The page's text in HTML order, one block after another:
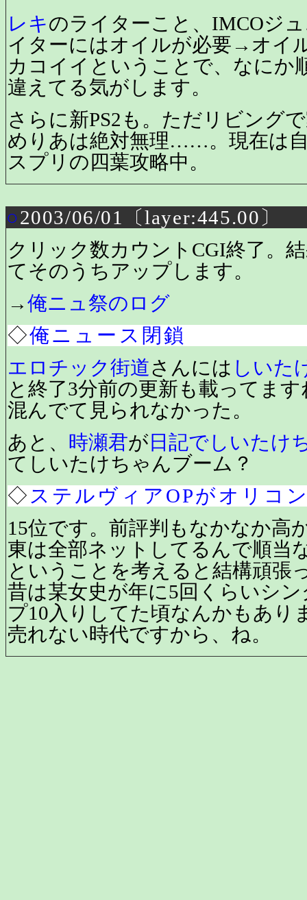
レキのライターこと、IMCOジ
イターにはオイルが必要→オイ
カコイイということで、なにか
違えてる気がします。
さらに新PS2も。ただリビング
めりあは絶対無理……。現在は
スプリの四葉攻略中。
○2003/06/01〔layer:445.00〕
クリック数カウントCGI終了。
てそのうちアップします。
→俺ニュ祭のログ
◇俺ニュース閉鎖
エロチック街道さんには しいた
と終了3分前の更新も載ってま
混んでて見られなかった。
あと、 時瀬君が日記でしいたけ
てしいたけちゃんブーム？
◇ ステルヴィアOPがオリコ
15位です。前評判もなかなか高
東は全部ネットしてるんで順当
ということを考えると結構頑張
昔は某女史が年に5回くらいシ
プ10入りしてた頃なんかもあり
売れない時代ですから、ね。